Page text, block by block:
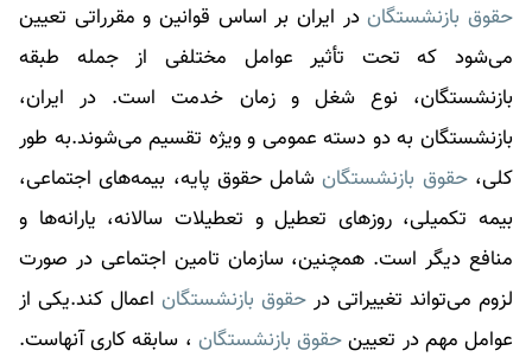
حقوق بازنشستگاندر ایران بر اساس قوانین و مقرراتی تعیین
می‌شود که تحت تأثیر عوامل مختلفی از جمله طبقه
بازنشستگان، نوع شغل و زمان خدمت است. در ایران،
بازنشستگان به دو دسته عمومی و ویژه تقسیم می‌شوند.به طور
کلی،حقوق بازنشستگانشامل حقوق پایه، بیمه‌های اجتماعی،
بیمه تکمیلی، روزهای تعطیل و تعطیلات سالانه، یارانه‌ها و
منافع دیگر است. همچنین، سازمان تامین اجتماعی در صورت
لزوم می‌تواند تغییراتی در حقوق بازنشستگان اعمال کند.یکی از
عوامل مهم در تعیینحقوق بازنشستگان ، سابقه کاری آنهاست.